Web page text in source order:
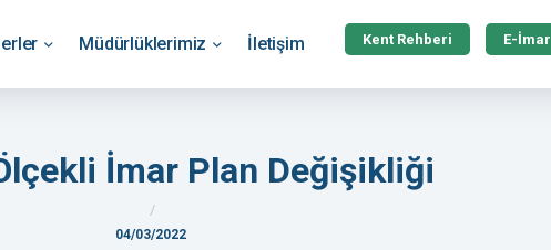
Müdürlüklerimiz İletişim Kent Rehberi E-İmar
İmar Plan Değişikliği
04/03/2022